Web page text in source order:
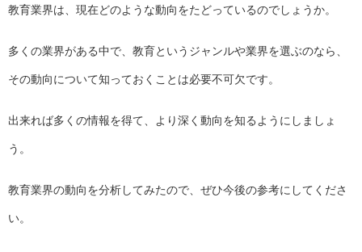
教育業界は、現在どのような動向をたどっているのでしょうか。
多くの業界がある中で、教育というジャンルや業界を選ぶのなら、
その動向について知っておくことは必要不可欠です。
出来れば多くの情報を得て、より深く動向を知るようにしましょ
う。
教育業界の動向を分析してみたので、ぜひ今後の参考にしてくださ
い。